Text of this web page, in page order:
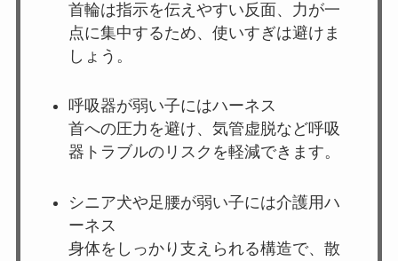
首輪は指示を伝えやすい反面、力が一
点に集中するため、使いすぎは避けま
しょう。
呼吸器が弱い子にはハーネス
首への圧力を避け、気管虚脱など呼吸
器トラブルのリスクを軽減できます。
シニア犬や足腰が弱い子には介護用ハ
ーネス
身体をしっかり支えられる構造で、散